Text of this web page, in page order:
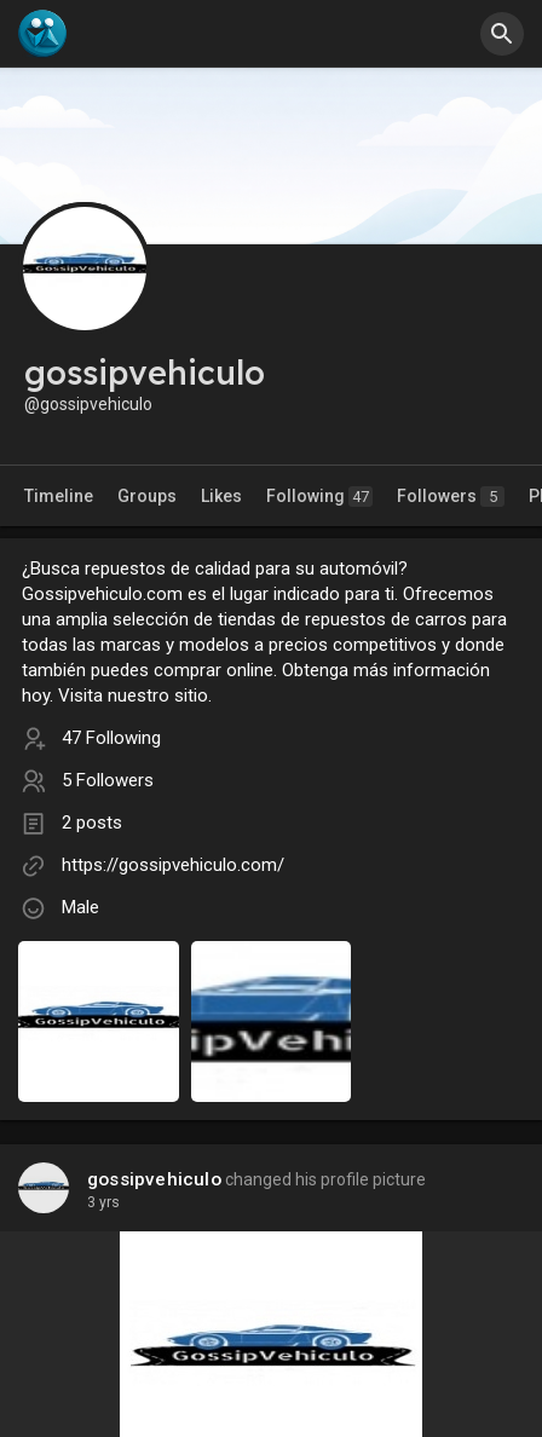
gossipvehiculo
@gossipvehiculo
Timeline Groups Likes Following 47 Followers 5
¿Busca repuestos de calidad para su automóvil?
Gossipvehiculo.com es el lugar indicado para ti. Ofrecemos
una amplia selección de tiendas de repuestos de carros para
todas las marcas y modelos a precios competitivos y donde
también puedes comprar online. Obtenga más información
hoy. Visita nuestro sitio.
47 Following
5 Followers
2 posts
https://gossipvehiculo.com/
Male
gossipvehiculochanged his profile picture
3 yrs